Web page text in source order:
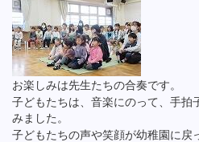
お楽しみは先生たちの合奏です。
子どもたちは、音楽にのって、手拍
みました。
子どもたちの声や笑顔が幼稚園に戻